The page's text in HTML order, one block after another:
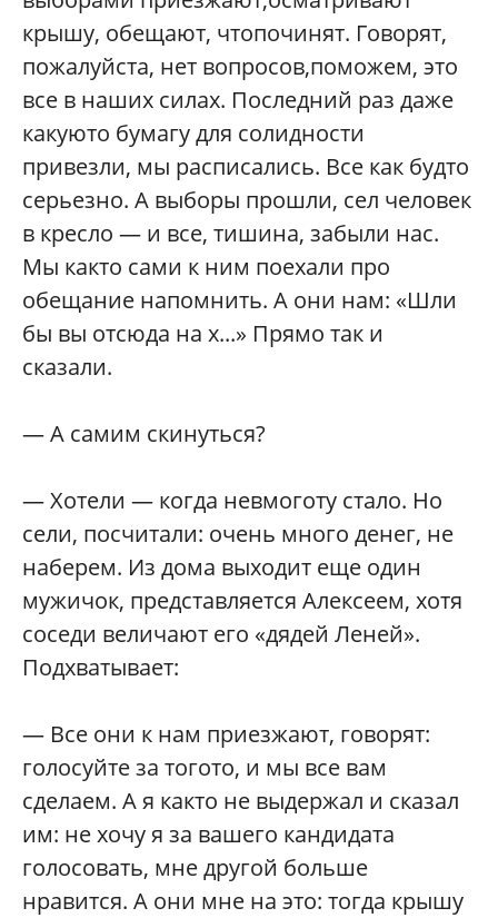
крышу, обещают, чтопочинят. Говорят,
пожалуйста, нет вопросов,поможем, это
все в наших силах. Последний раз даже
какуюто бумагу для солидности
привезли, мы расписались. Все как будто
серьезно. А выборы прошли, сел человек
в кресло — и все, тишина, забыли нас.
Мы както сами к ним поехали про
обещание напомнить. А они нам: «Шли
бы вы отсюда на х...» Прямо так и
сказали.
— А самим скинуться?
— Хотели — когда невмоготу стало. Но
сели, посчитали: очень много денег, не
наберем. Из дома выходит еще один
мужичок, представляется Алексеем, хотя
соседи величают его «дядей Леней».
Подхватывает:
— Все они к нам приезжают, говорят:
голосуйте за тогото, и мы все вам
сделаем. А я както не выдержал и сказал
им: не хочу я за вашего кандидата
голосовать, мне другой больше
нравится. А они мне на это: тогда крышу